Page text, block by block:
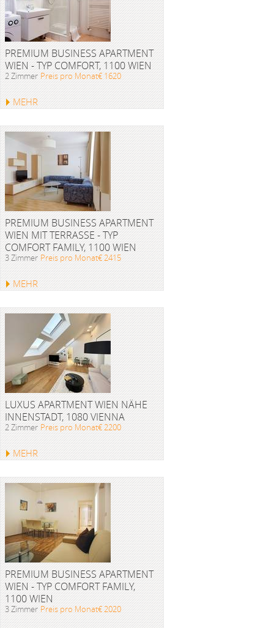
PREMIUM BUSINESS APARTMENT
WIEN - TYP COMFORT, 1100 WIEN
2 Zimmer Preis pro Monat€ 1620
MEHR
PREMIUM BUSINESS APARTMENT
WIEN MIT TERRASSE - TYP
COMFORT FAMILY, 1100 WIEN
3 Zimmer Preis pro Monat€ 2415
MEHR
LUXUS APARTMENT WIEN NÄHE
INNENSTADT, 1080 VIENNA
2 Zimmer Preis pro Monat€ 2200
MEHR
PREMIUM BUSINESS APARTMENT
WIEN - TYP COMFORT FAMILY,
1100 WIEN
3 Zimmer Preis pro Monat€ 2020